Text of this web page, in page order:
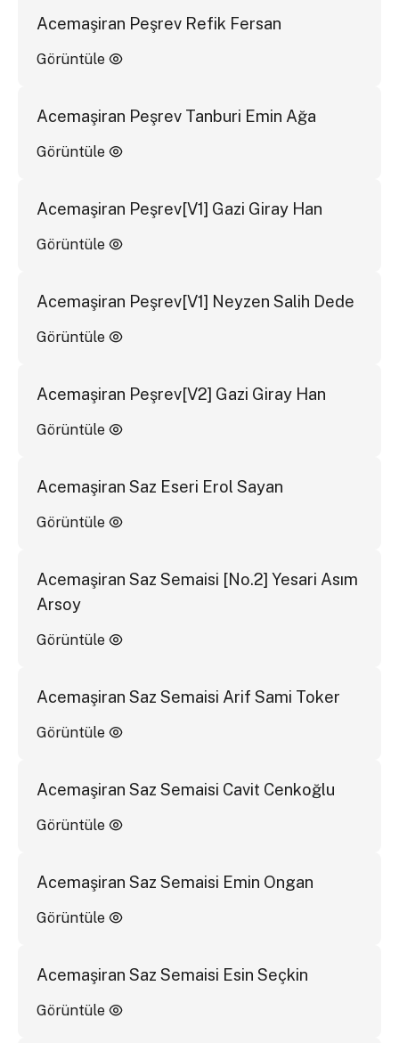
Acemaşiran Peşrev Refik Fersan
Görüntüle
Acemaşiran Peşrev Tanburi Emin Ağa
Görüntüle
Acemaşiran Peşrev[V1] Gazi Giray Han
Görüntüle
Acemaşiran Peşrev[V1] Neyzen Salih Dede
Görüntüle
Acemaşiran Peşrev[V2] Gazi Giray Han
Görüntüle
Acemaşiran Saz Eseri Erol Sayan
Görüntüle
Acemaşiran Saz Semaisi [No.2] Yesari Asım
Arsoy
Görüntüle
Acemaşiran Saz Semaisi Arif Sami Toker
Görüntüle
Acemaşiran Saz Semaisi Cavit Cenkoğlu
Görüntüle
Acemaşiran Saz Semaisi Emin Ongan
Görüntüle
Acemaşiran Saz Semaisi Esin Seçkin
Görüntüle